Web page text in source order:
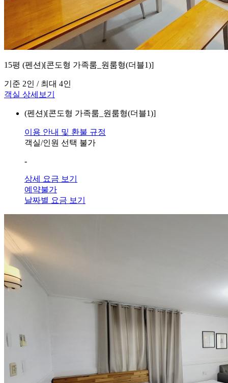
15평 (펜션)[콘도형 가족룸_원룸형(더블1)]
기준 2인 / 최대 4인
객실 상세보기
(펜션)[콘도형 가족룸_원룸형(더블1)]
이용 안내 및 환불 규정
객실/인원 선택 불가
-
상세 요금 보기
예약불가
날짜별 요금 보기